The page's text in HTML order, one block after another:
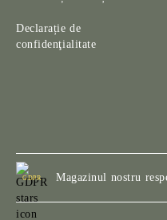
Declarație de
confidenţialitate
GDPR Magazinul nostru